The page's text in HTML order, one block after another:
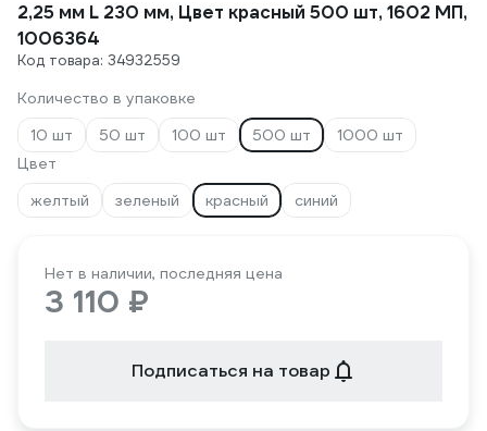
2,25 мм L 230 мм, Цвет красный 500 шт, 1602 МП,
1006364
Код товара: 34932559
Количество в упаковке
10 шт
50 шт 100 шт 500 шт
1000 шт
Цвет
желтый
зеленый красный синий
Нет в наличии, последняя цена
3 110 ₽
Подписаться на товар